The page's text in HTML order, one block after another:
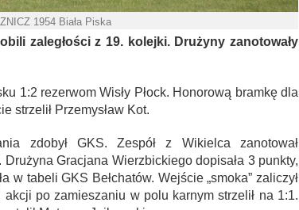
1954 Biała Piska
zaległości z 19. kolejki. Drużyny zanotowały
1:2 rezerwom Wisły Płock. Honorową bramkę dla
strzelił Przemysław Kot.
zdobył GKS. Zespół z Wikielca zanotował
Gracjana Wierzbickiego dopisała 3 punkty,
w tabeli GKS Bełchatów. Wejście „smoka” zaliczył
po zamieszaniu w polu karnym strzelił na 1:1.